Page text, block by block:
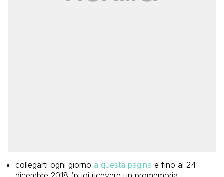
collegarti ogni giorno a questa pagina e fino al 24